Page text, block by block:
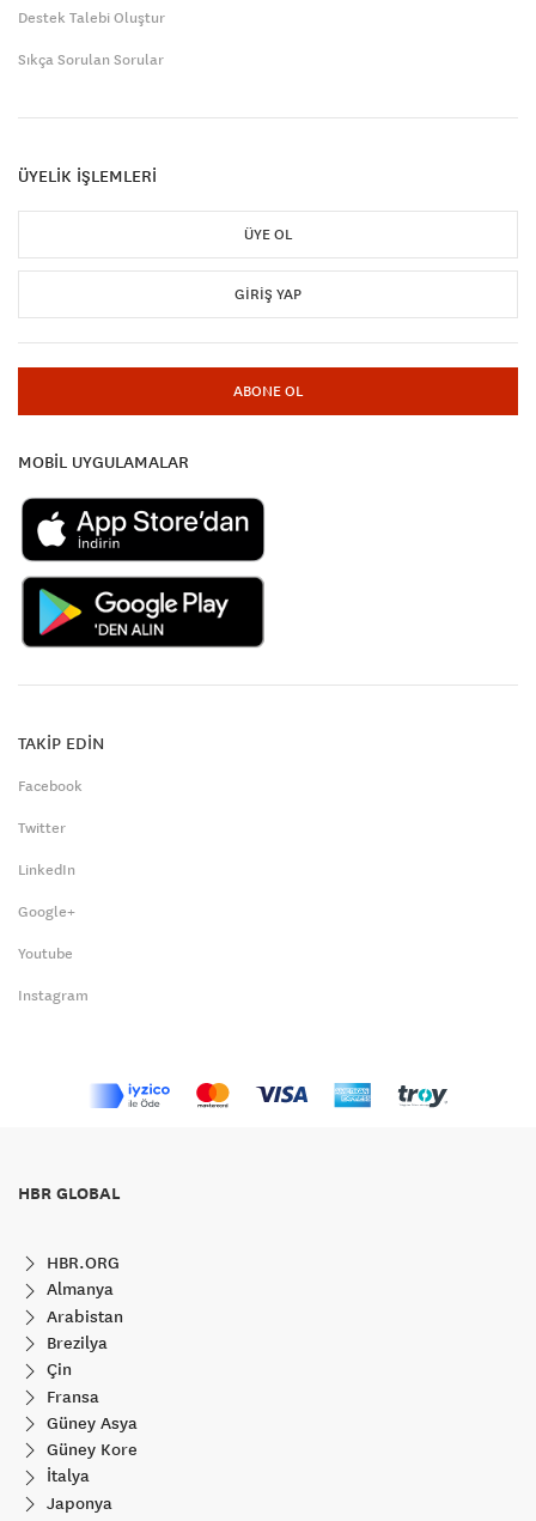
Destek Talebi Oluştur
Sıkça Sorulan Sorular
ÜYELİK İŞLEMLERİ
ÜYE OL
GIRIŞ YAP
ABONE OL
MOBİL UYGULAMALAR
TAKİP EDİN
Facebook
Twitter
LinkedIn
Google+
Youtube
Instagram
HBR GLOBAL
HBR.ORG
Almanya
Arabistan
Brezilya
Çin
Fransa
Güney Asya
Güney Kore
İtalya
Japonya